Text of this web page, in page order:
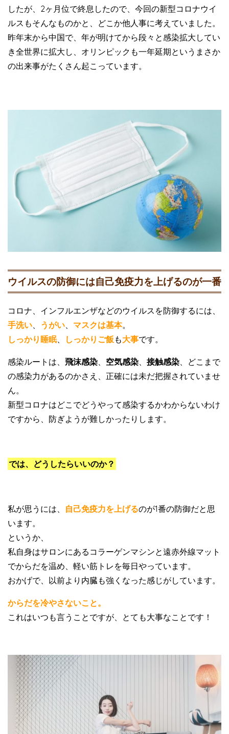
したが、2ヶ月位で終息したので、今回の新型コロナウイ
ルスもそんなものかと、どこか他人事に考えていました。
昨年末から中国で、年が明けてから段々と感染拡大してい
き全世界に拡大し、オリンピックも一年延期というまさか
の出来事がたくさん起こっています。
ウイルスの防御には自己免疫力を上げるのが一番
コロナ、インフルエンザなどのウイルスを防御するには、
手洗い、 うがい、 マスクは基本。
しっかり睡眠、 しっかりご飯も大事です。
感染ルートは、 飛沫感染、 空気感染、 接触感染、どこまで
の感染力があるのかさえ、正確には未だ把握されていませ
ん。
新型コロナはどこでどうやって感染するかわからないわけ
ですから、防ぎようが難しかったりします。
では、どうしたらいいのか？
私が思うには、 自己免疫力を上げるのが1番の防御だと思
います。
というか、
私自身はサロンにあるコラーゲンマシンと遠赤外線マット
でからだを温め、軽い筋トレを毎日やっています。
おかげで、以前より内臓も強くなった感じがしています。
からだを冷やさないこと。
これはいつも言うことですが、とても大事なことです！